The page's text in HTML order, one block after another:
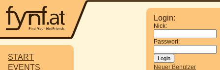
START
EVENTS
Login:
Nick:
Passwort:
Neuer Benutzer